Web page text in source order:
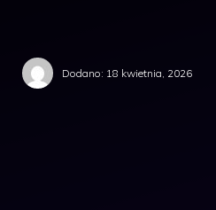
Dodano: 18 kwietnia, 2026